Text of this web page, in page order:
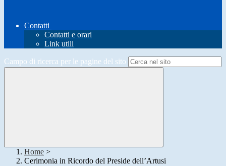
Contatti
Contatti e orari
Link utili
Campo di ricerca per le pagine del sito
Home >
Cerimonia in Ricordo del Preside dell’Artusi